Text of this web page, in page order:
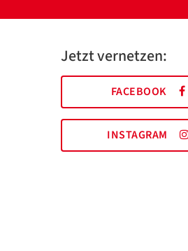
Jetzt vernetzen:
FACEBOOK
INSTAGRAM